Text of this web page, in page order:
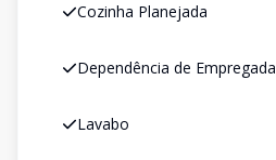
Cozinha Planejada
Dependência de Empregada
Lavabo